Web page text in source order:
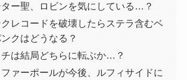
ター聖、ロビンを気にしている…？
レコードを破壊したらステラ含むベ
クはどうなる？
チは結局どちらに転ぶか…？
ァーポールが今後、ルフィサイドに